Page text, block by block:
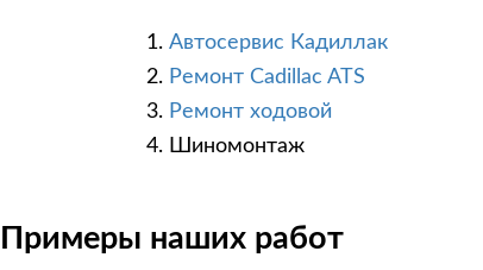
Автосервис Кадиллак
Ремонт Cadillac ATS
Ремонт ходовой
Шиномонтаж
Примеры наших работ